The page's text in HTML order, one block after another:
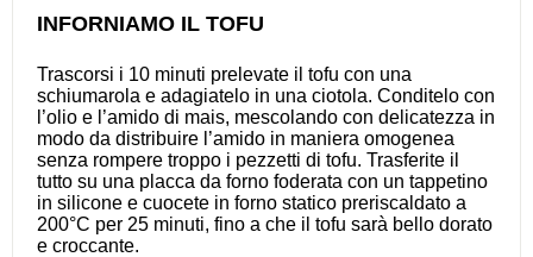
INFORNIAMO IL TOFU
Trascorsi i 10 minuti prelevate il tofu con una
schiumarola e adagiatelo in una ciotola. Conditelo con
l’olio e l’amido di mais, mescolando con delicatezza in
modo da distribuire l’amido in maniera omogenea
senza rompere troppo i pezzetti di tofu. Trasferite il
tutto su una placca da forno foderata con un tappetino
in silicone e cuocete in forno statico preriscaldato a
200°C per 25 minuti, fino a che il tofu sarà bello dorato
e croccante.